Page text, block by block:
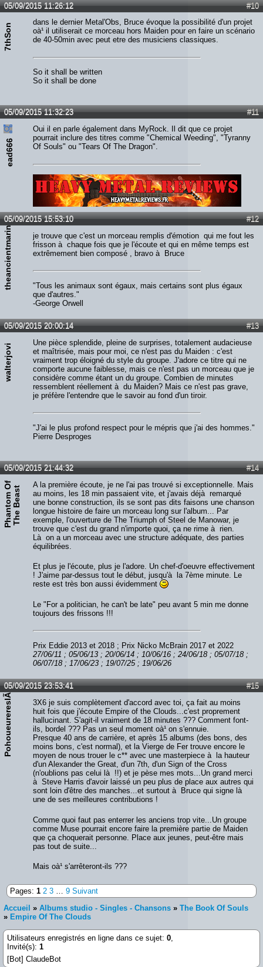
#10
05/09/2015 11:26:12
7thSon
dans le dernier Metal'Obs, Bruce évoque la possibilité d'un projet
oà¹ il utiliserait ce morceau hors Maiden pour en faire un scénario
de 40-50min avec peut etre des musiciens classiques.
So it shall be written
So it shall be done
#11
05/09/2015 11:32:23
ead666
Oui il en parle également dans MyRock. Il dit que ce projet
pourrait inclure des titres comme "Chemical Weeding", "Tyranny
Of Souls" ou "Tears Of The Dragon".
Lien :http://heavymetalreviews.fr/
#12
05/09/2015 15:53:10
theancientmariner
je trouve que c'est un morceau remplis d'émotion qui me fout les
frisson à chaque fois que je l'écoute et qui en même temps est
extrêmement bien composé , bravo à Bruce
"Tous les animaux sont égaux, mais certains sont plus égaux
que d'autres."
-George Orwell
#13
05/09/2015 20:00:14
walterjovi
Une pièce splendide, pleine de surprises, totalement audacieuse
et maîtrisée, mais pour moi, ce n'est pas du Maiden : c'est
vraiment trop éloigné du style du groupe. J'adore ce titre qui ne
comporte aucune faiblesse, mais ce n'est pas un morceau que je
considère comme étant un du groupe. Combien de minutes
ressemblent réellement à du Maiden? Mais ce n'est pas grave,
je préfère l'entendre que le savoir au fond d'un tiroir.
"J'ai le plus profond respect pour le mépris que j'ai des hommes."
Pierre Desproges
#14
05/09/2015 21:44:32
P
h
a
n
t
o
m
O
f
T
h
e
B
e
a
st
A la première écoute, je ne l'ai pas trouvé si exceptionnelle. Mais
au moins, les 18 min passaient vite, et j'avais déjà remarqué
une bonne construction, ils se sont pas dits faisons une chanson
longue histoire de faire un morceau long sur l'album... Par
exemple, l'ouverture de The Triumph of Steel de Manowar, je
trouve que c'est du grand n'importe quoi, ça ne rime à rien.
Là on a un morceau avec une structure adéquate, des parties
équilibrées.
Et plus je l'écoute, plus je l'adore. Un chef-d'oeuvre effectivement
! J'aime par-dessus tout le début, jusqu'à la 7ème minute. Le
reste est très bon aussi évidemment
Le "For a politician, he can't be late" peu avant 5 min me donne
toujours des frissons !!!
Prix Eddie 2013 et 2018 ; Prix Nicko McBrain 2017 et 2022
27/06/11 ; 05/06/13 ; 20/06/14 ; 10/06/16 ; 24/06/18 ; 05/07/18 ;
06/07/18 ; 17/06/23 ; 19/07/25 ; 19/06/26
#15
05/09/2015 23:53:41
PohoueurereslÃ¨ve
3X6 je suis complètement d'accord avec toi, ça fait au moins
huit fois que j'écoute Empire of the Clouds...c'est proprement
hallucinant. S'agit-il vraiment de 18 minutes ??? Comment font-
ils, bordel ??? Pas un seul moment oà¹ on s'ennuie.
Presque 40 ans de carrière, et après 15 albums (des bons, des
moins bons, c'est normal), et la Vierge de Fer trouve encore le
moyen de nous trouer le c** avec une masterpiece à la hauteur
d'un Alexander the Great, d'un 7th, d'un Sign of the Cross
(n'oublions pas celui là !!) et je pèse mes mots...Un grand merci
à Steve Harris d'avoir laissé un peu plus de place aux autres qui
sont loin d'être des manches...et surtout à Bruce qui signe là
une de ses meilleures contributions !
Comme quoi faut pas enterrer les anciens trop vite...Un groupe
comme Muse pourrait encore faire la première partie de Maiden
que ça choquerait personne. Place aux jeunes, peut-être mais
pas tout de suite...
Mais oà¹ s'arrêteront-ils ???
Pages: 1 2 3 … 9 Suivant
Accueil » Albums studio - Singles - Chansons » The Book Of Souls
» Empire Of The Clouds
Utilisateurs enregistrés en ligne dans ce sujet: 0,
Invité(s): 1
[Bot] ClaudeBot